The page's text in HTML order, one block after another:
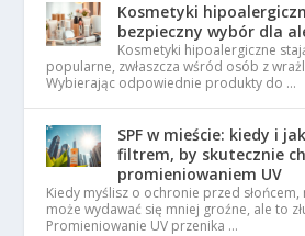
Kosmetyki
bezpieczny wybór dla
Kosmetyki hipoalergiczne
popularne, zwłaszcza wśród osób z
Wybierając odpowiednie produkty do …
SPF w mieście: kiedy i
filtrem, by skutecznie
promieniowaniem UV
Kiedy myślisz o ochronie przed
może wydawać się mniej groźne, ale to
Promieniowanie UV przenika …